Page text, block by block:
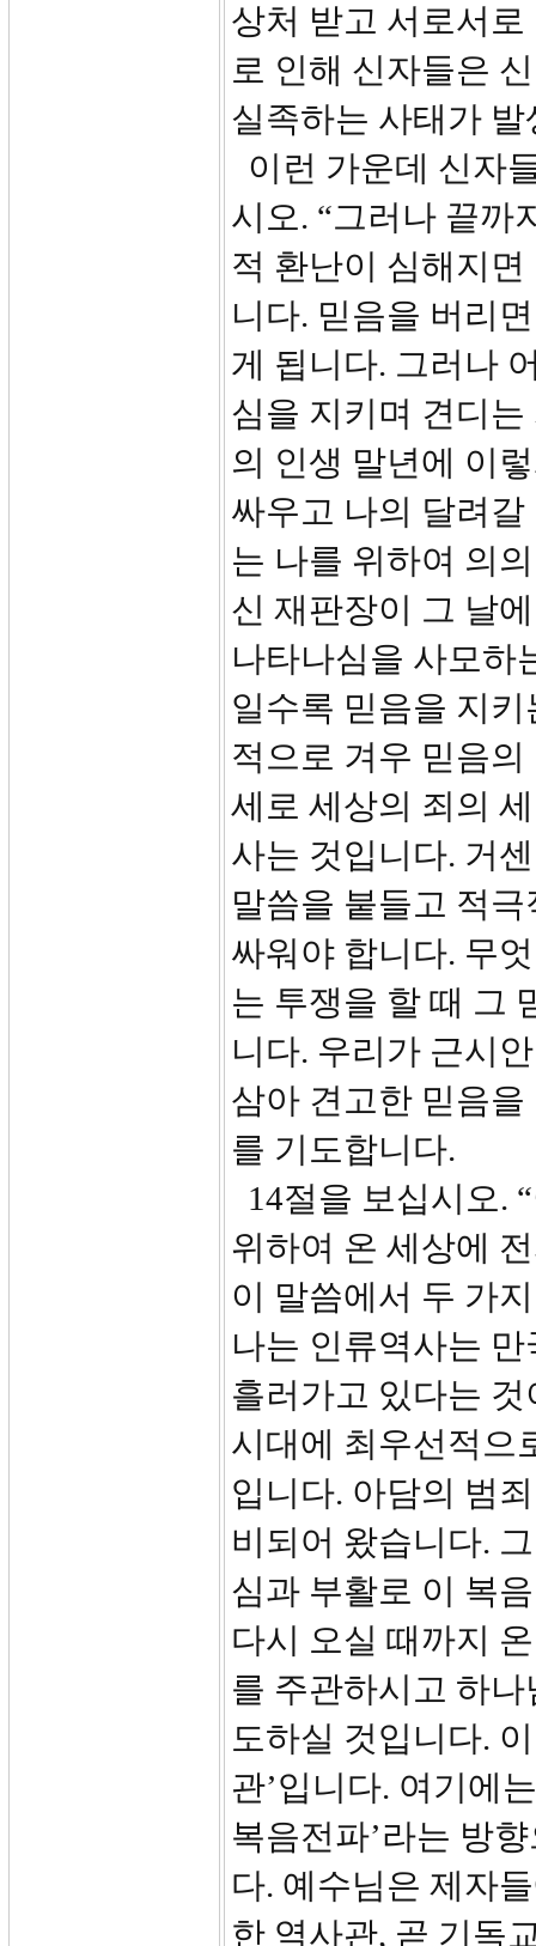
상처 받고 서로서
로 인해 신자들은
실족하는 사태가 발
이런 가운데 신자
시오. “그러나 끝까
적 환난이 심해지
니다. 믿음을 버리
게 됩니다. 그러나
심을 지키며 견디
의 인생 말년에 이
싸우고 나의 달려
는 나를 위하여 의
신 재판장이 그 날
나타나심을 사모하
일수록 믿음을 지
적으로 겨우 믿음
세로 세상의 죄의
사는 것입니다. 거
말씀을 붙들고 적
싸워야 합니다. 무
는 투쟁을 할 때 그
니다. 우리가 근시
삼아 견고한 믿음
를 기도합니다.
14절을 보십시오.
위하여 온 세상에
이 말씀에서 두 가
나는 인류역사는
흘러가고 있다는
시대에 최우선적으
입니다. 아담의 범
비되어 왔습니다.
심과 부활로 이 복
다시 오실 때까지
를 주관하시고 하
도하실 것입니다.
관’입니다. 여기에
복음전파’라는 방
다. 예수님은 제자
한 역사관, 곧 기독